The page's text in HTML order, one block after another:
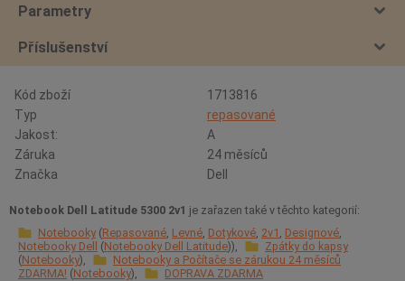
Parametry
Příslušenství
Kód zboží
1713816
Typ
repasované
Jakost:
A
Záruka
24 měsíců
Značka
Dell
Notebook Dell Latitude 5300 2v1 je zařazen také v těchto kategorií:
Notebooky Repasované Levné Dotykové 2v1 Designové
Notebooky Dell
Notebooky Dell Latitude
Zpátky do kapsy
Notebooky
Notebooky a Počítače se zárukou 24 měsíců
ZDARMA! Notebooky DOPRAVA ZDARMA